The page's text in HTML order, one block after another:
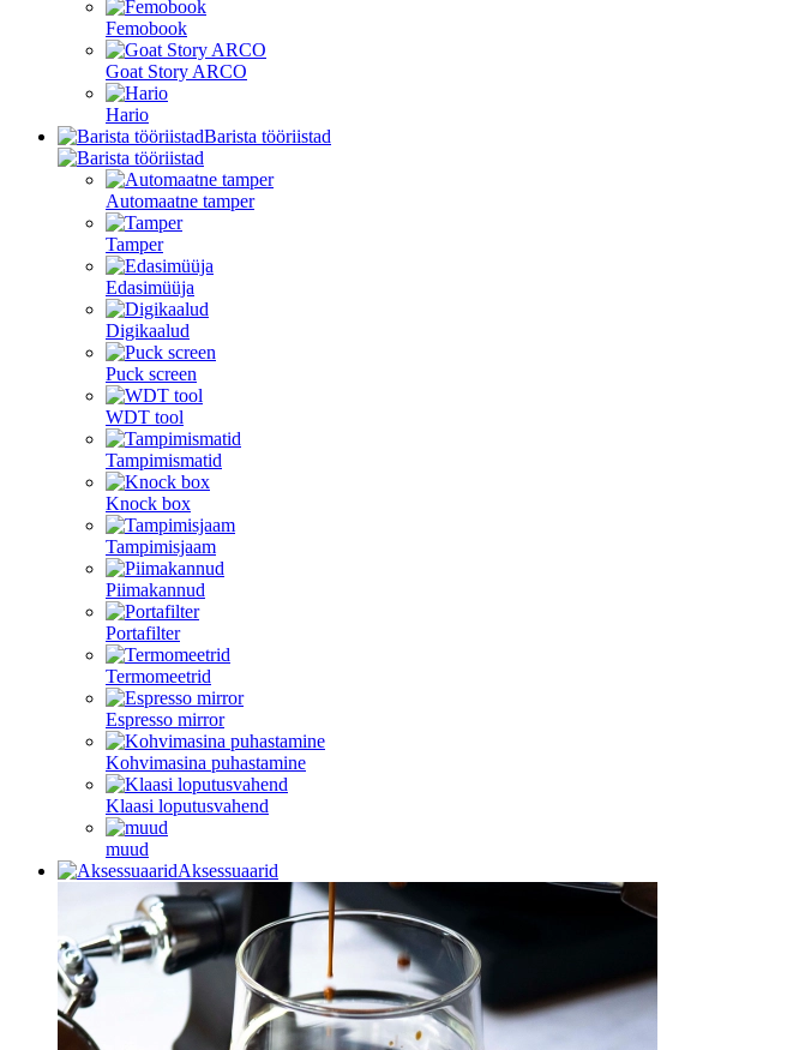
Femobook
Goat Story ARCO
Hario
Barista tööriistad
Automaatne tamper
Tamper
Edasimüüja
Digikaalud
Puck screen
WDT tool
Tampimismatid
Knock box
Tampimisjaam
Piimakannud
Portafilter
Termomeetrid
Espresso mirror
Kohvimasina puhastamine
Klaasi loputusvahend
muud
Aksessuaarid